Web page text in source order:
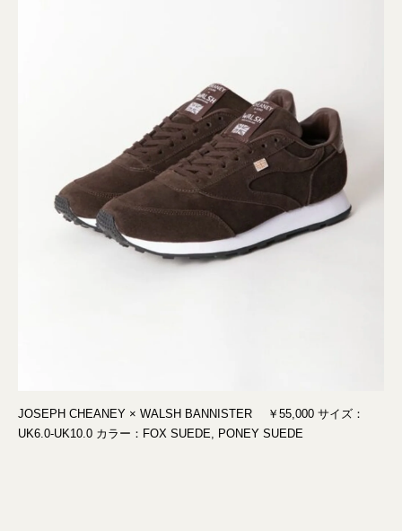
JOSEPH CHEANEY × WALSH BANNISTER ￥55,000 サイズ：
UK6.0-UK10.0 カラー：FOX SUEDE, PONEY SUEDE